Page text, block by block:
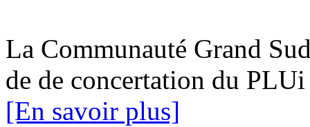
La Communauté Grand
de de concertation du
[En savoir plus]